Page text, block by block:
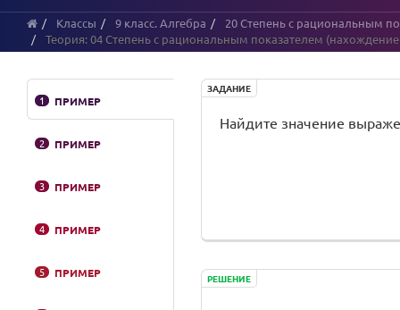
Классы 9 класс. Алгебра
20 Степень с рациональным
Теория: 04 Степень с рациональным показателем
1 ПРИМЕР
2 ПРИМЕР
3 ПРИМЕР
4 ПРИМЕР
5 ПРИМЕР
ЗАДАНИЕ
Найдите значение
РЕШЕНИЕ